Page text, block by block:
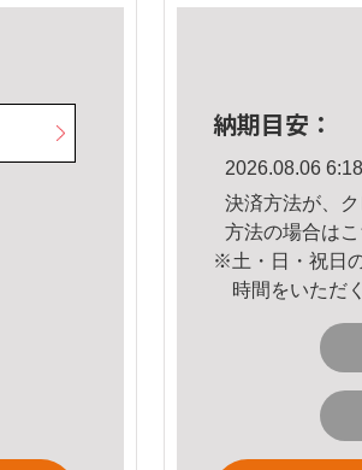
納期目安：
2026.08.06
決済方法が、
方法の場合は
※土・日・祝日
時間をいただ